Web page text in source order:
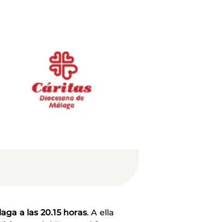
a las 20.15 horas. A ella